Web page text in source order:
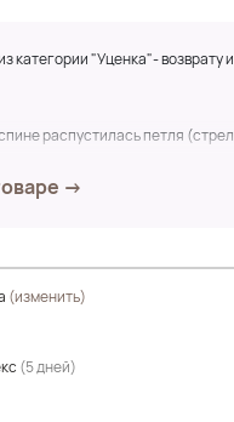
категории "Уценка"- возврату
распустилась петля
→
(изменить)
(5 дней)